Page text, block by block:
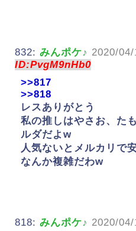
832: みんポケ♪ 2020/
ID:PvgM9nHb0
>>817
>>818
レスありがとう
私の推しはやさお、た
ルダだよw
人気ないとメルカリで
なんか複雑だわw
818: みんポケ♪ 2020/